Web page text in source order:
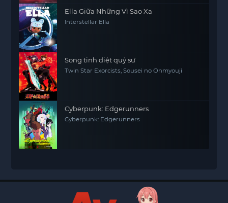
Ella Giữa Những Vì Sao Xa
Interstellar Ella
Song tinh diệt quỷ sư
Twin Star Exorcists, Sousei no Onmyouji
Cyberpunk: Edgerunners
Cyberpunk: Edgerunners